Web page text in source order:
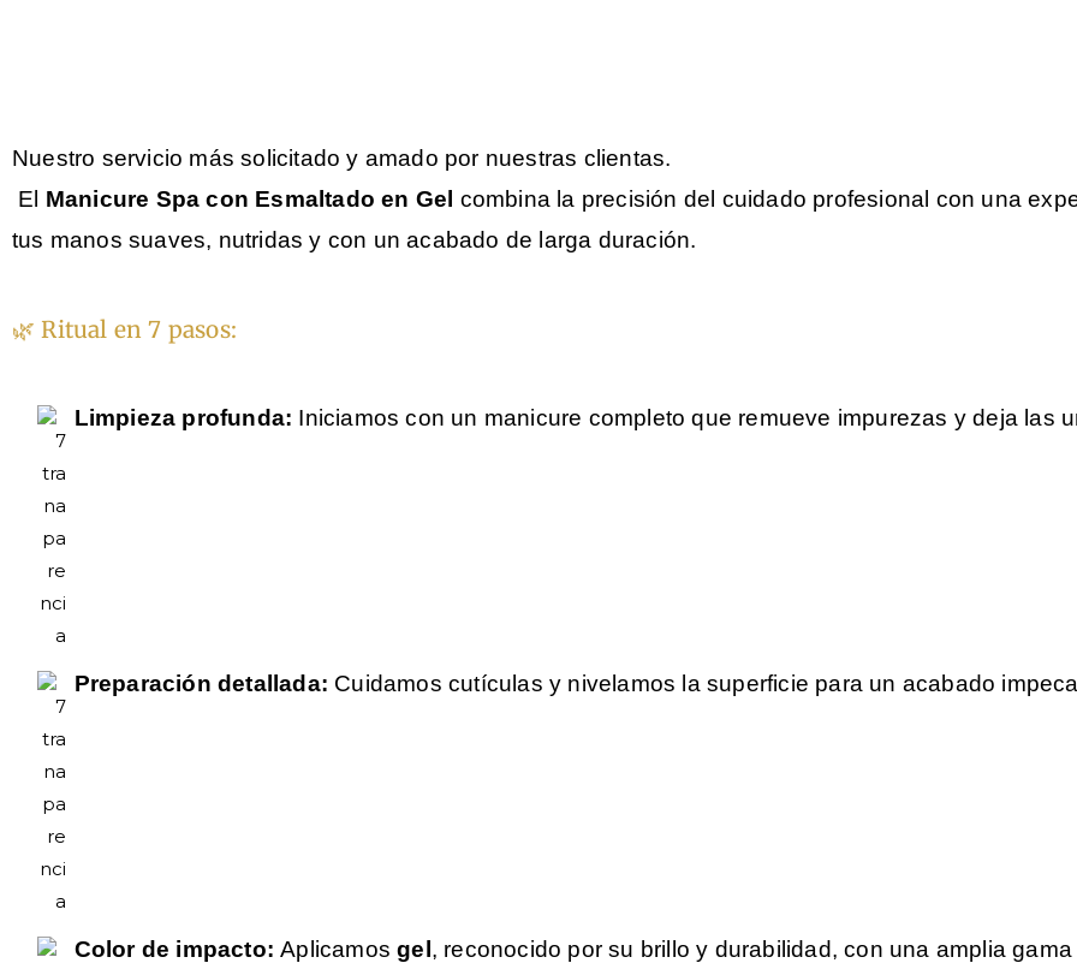
Nuestro servicio más solicitado y amado por nuestras clientas.
El Manicure Spa con Esmaltado en Gel combina la precisión del cuidado profesional con una
tus manos suaves, nutridas y con un acabado de larga duración.
🌿 Ritual en 7 pasos:
Limpieza profunda: Iniciamos con un manicure completo que remueve impurezas y deja las
Preparación detallada: Cuidamos cutículas y nivelamos la superficie para un acabado
Color de impacto:Aplicamosgel , reconocido por su brillo y durabilidad, con una amplia